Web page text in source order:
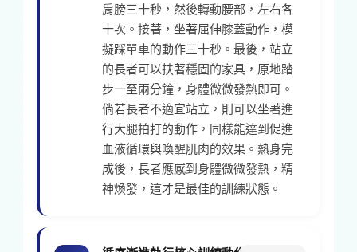
肩膀三十秒，然後轉動腰部，左右各
十次。接著，坐著屈伸膝蓋動作，模
擬踩單車的動作三十秒。最後，站立
的長者可以扶著穩固的家具，原地踏
步一至兩分鐘，身體微微發熱即可。
倘若長者不適宜站立，則可以坐著進
行大腿拍打的動作，同樣能達到促進
血液循環與喚醒肌肉的效果。熱身完
成後，長者應感到身體微微發熱，精
神煥發，這才是最佳的訓練狀態。